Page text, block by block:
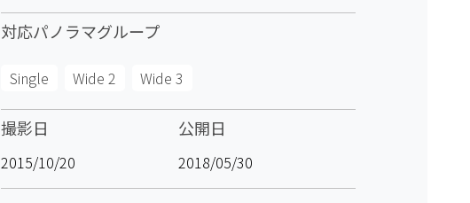
対応パノラマグループ
Single Wide 2 Wide 3
撮影日
2015/10/20
公開日
2018/05/30